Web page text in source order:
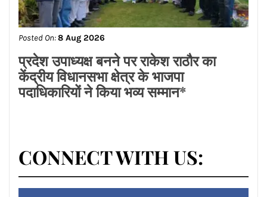
Posted On: 8 Aug 2026
ਡਾ.ਐਸ.ਪੀ.ਸਿੰਘ ਓਬਰਾਏ ਦੇ ਯਤਨਾਂ ਸਦਕਾ
ਅਸ਼ੋਕ ਕੁਮਾਰ ਦਾ ਮ੍ਰਿਤਕ ਸਰੀਰ ਗਰੀਸ ਤੋਂ
ਭਾਰਤ ਪਹੁੰਚਿਆ